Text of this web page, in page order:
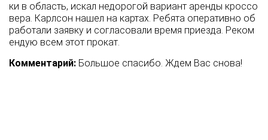
ень понравилась. Красивый салон, хорошая управляе
мость, маленький пробег.
Комментарий:Приветствуем вас, Наталья. Примите на
очень ценно ваше мнение.